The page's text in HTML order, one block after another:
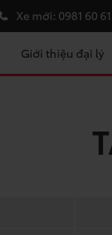
Xe mới: 0981 60
Giới thiệu đại lý